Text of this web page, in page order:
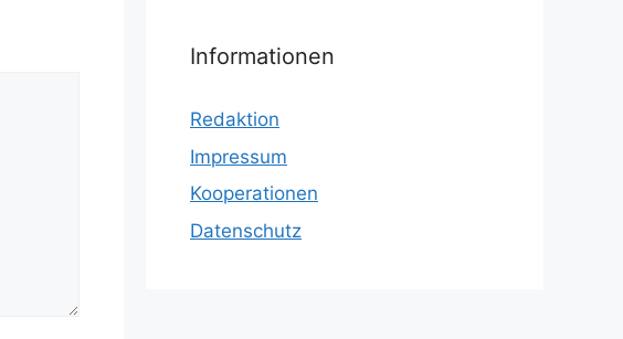
Informationen
Redaktion
Impressum
Kooperationen
Datenschutz